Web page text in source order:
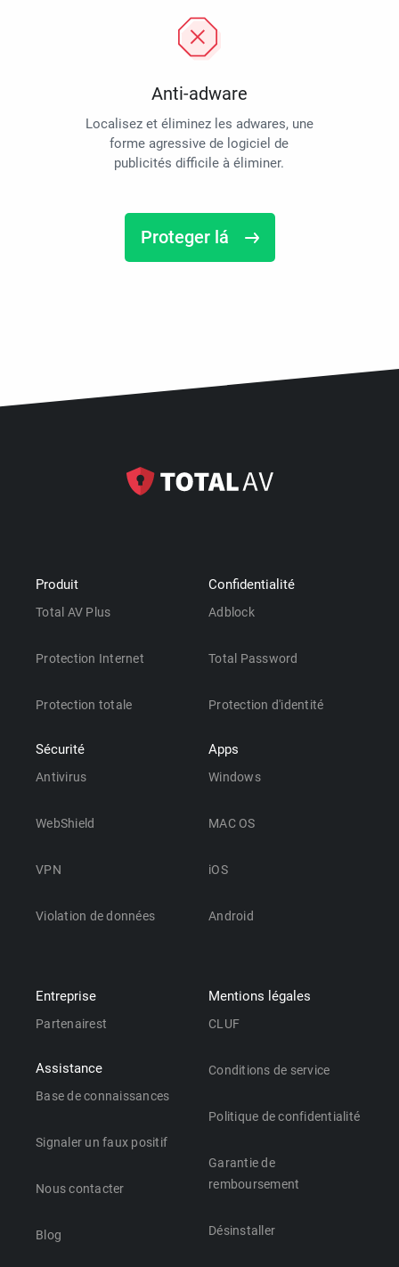
Anti-adware
Localisez et éliminez les adwares, une
forme agressive de logiciel de
publicités difficile à éliminer.
Proteger lá
Produit
Total AV Plus
Protection Internet
Protection totale
Sécurité
Antivirus
WebShield
VPN
Violation de données
Confidentialité
Adblock
Total Password
Protection d'identité
Apps
Windows
MAC OS
iOS
Android
Entreprise
Partenairest
Assistance
Base de connaissances
Signaler un faux positif
Nous contacter
Blog
Mentions légales
CLUF
Conditions de service
Politique de confidentialité
Garantie de
remboursement
Désinstaller